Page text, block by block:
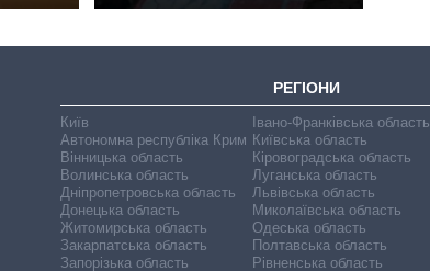
РЕГІОНИ
Київ
Автономна республіка Крим
Вінницька область
Волинська область
Дніпропетровська область
Донецька область
Житомирська область
Закарпатська область
Запорізька область
Івано-Франківська область
Київська область
Кіровоградська область
Луганська область
Львівська область
Миколаївська область
Одеська область
Полтавська область
Рівненська область